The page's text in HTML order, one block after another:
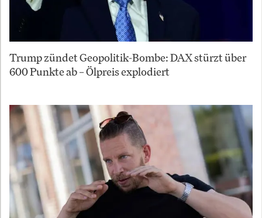
Trump zündet Geopolitik-Bombe: DAX stürzt über
600 Punkte ab – Ölpreis explodiert